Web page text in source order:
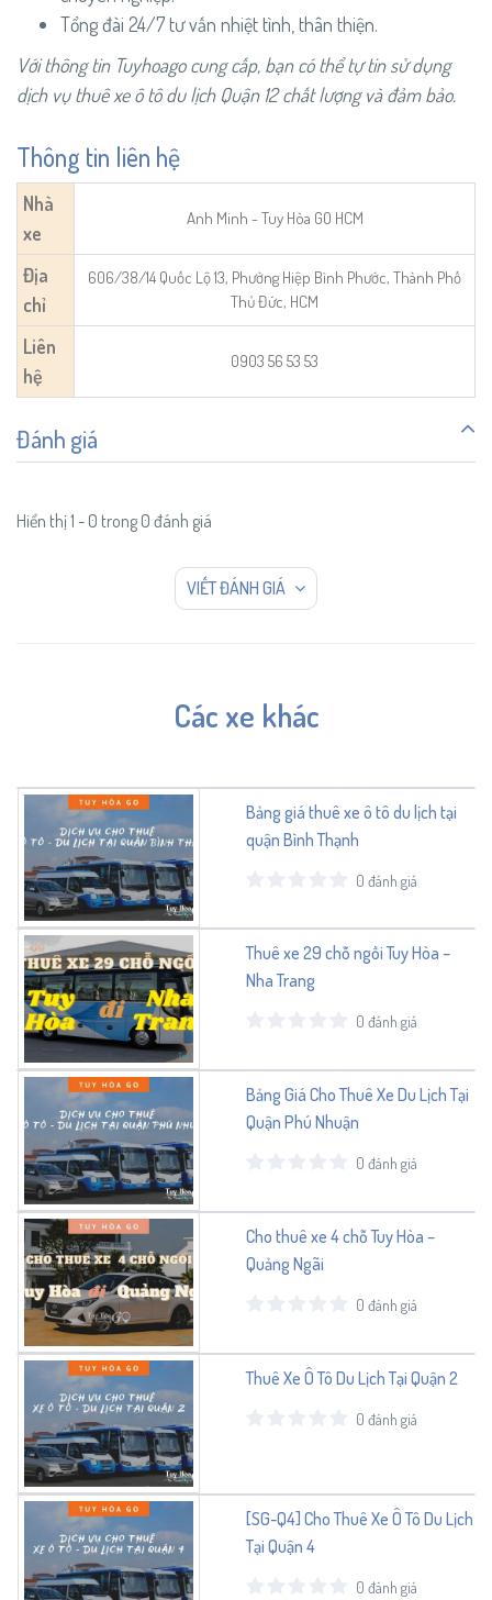
Tổng đài 24/7 tư vấn nhiệt tình, thân thiện.
Với thông tin Tuyhoago cung cấp, bạn có thể tự tin sử dụng
dịch vụ thuê xe ô tô du lịch Quận 12 chất lượng và đảm bảo.
Thông tin liên hệ
Nhà
xe
Anh Minh - Tuy Hòa GO HCM
Địa
chỉ
606/38/14 Quốc Lộ 13, Phường Hiệp Bình Phước, Thành Phố
Thủ Đức, HCM
Liên
hệ
0903 56 53 53
Đánh giá
Hiển thị 1 - 0 trong 0 đánh giá
VIẾT ĐÁNH GIÁ
Các xe khác
Bảng giá thuê xe ô tô du lịch tại
quận Bình Thạnh
0 đánh giá
Thuê xe 29 chỗ ngồi Tuy Hòa –
Nha Trang
0 đánh giá
Bảng Giá Cho Thuê Xe Du Lịch Tại
Quận Phú Nhuận
0 đánh giá
Cho thuê xe 4 chỗ Tuy Hòa –
Quảng Ngãi
0 đánh giá
Thuê Xe Ô Tô Du Lịch Tại Quận 2
0 đánh giá
[SG-Q4] Cho Thuê Xe Ô Tô Du Lịch
Tại Quận 4
0 đánh giá